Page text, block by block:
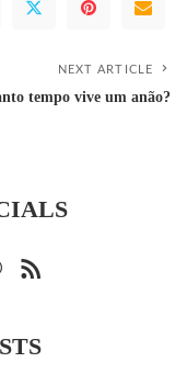
NEXT ARTICLE
tempo vive um anão?